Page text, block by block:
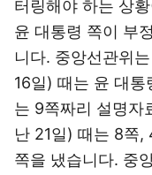
터링해야 하는 상
윤 대통령 쪽이 부
니다. 중앙선관위
16일) 때는 윤 대
는 9쪽짜리 설명자
난 21일) 때는 8쪽
쪽을 냈습니다. 중